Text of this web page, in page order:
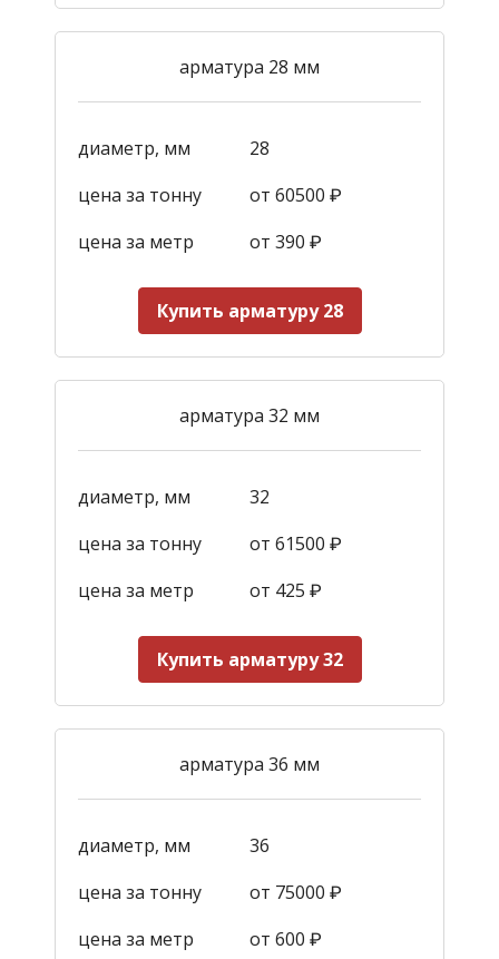
арматура 28 мм
диаметр, мм
28
цена за тонну
от 60500 ₽
цена за метр
от 390 ₽
Купить арматуру 28
арматура 32 мм
диаметр, мм
32
цена за тонну
от 61500 ₽
цена за метр
от 425 ₽
Купить арматуру 32
арматура 36 мм
диаметр, мм
36
цена за тонну
от 75000 ₽
цена за метр
от 600 ₽